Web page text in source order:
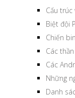
Cấu
Biệt đội
Chiến
Các
Các
Những
Danh